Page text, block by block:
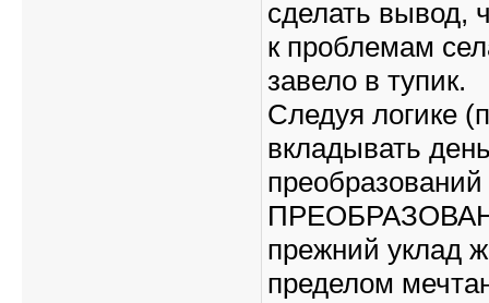
сделать вывод,
к проблемам
завело в тупик.
Следуя логике
вкладывать
прежний уклад
пределом